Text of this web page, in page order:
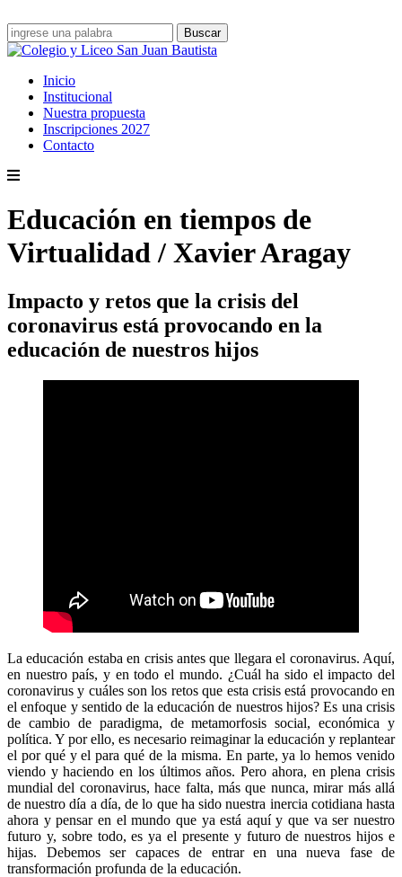
Inicio
Institucional
Nuestra propuesta
Inscripciones 2027
Contacto
Educación en tiempos de
Virtualidad / Xavier Aragay
Impacto y retos que la crisis del
coronavirus está provocando en la
educación de nuestros hijos
La educación estaba en crisis antes que llegara el coronavirus. Aquí,
en nuestro país, y en todo el mundo. ¿Cuál ha sido el impacto del
coronavirus y cuáles son los retos que esta crisis está provocando en
el enfoque y sentido de la educación de nuestros hijos? Es una crisis
de cambio de paradigma, de metamorfosis social, económica y
política. Y por ello, es necesario reimaginar la educación y replantear
el por qué y el para qué de la misma. En parte, ya lo hemos venido
viendo y haciendo en los últimos años. Pero ahora, en plena crisis
mundial del coronavirus, hace falta, más que nunca, mirar más allá
de nuestro día a día, de lo que ha sido nuestra inercia cotidiana hasta
ahora y pensar en el mundo que ya está aquí y que va ser nuestro
futuro y, sobre todo, es ya el presente y futuro de nuestros hijos e
hijas. Debemos ser capaces de entrar en una nueva fase de
transformación profunda de la educación.